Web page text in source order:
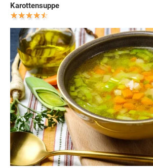
Karottensuppe